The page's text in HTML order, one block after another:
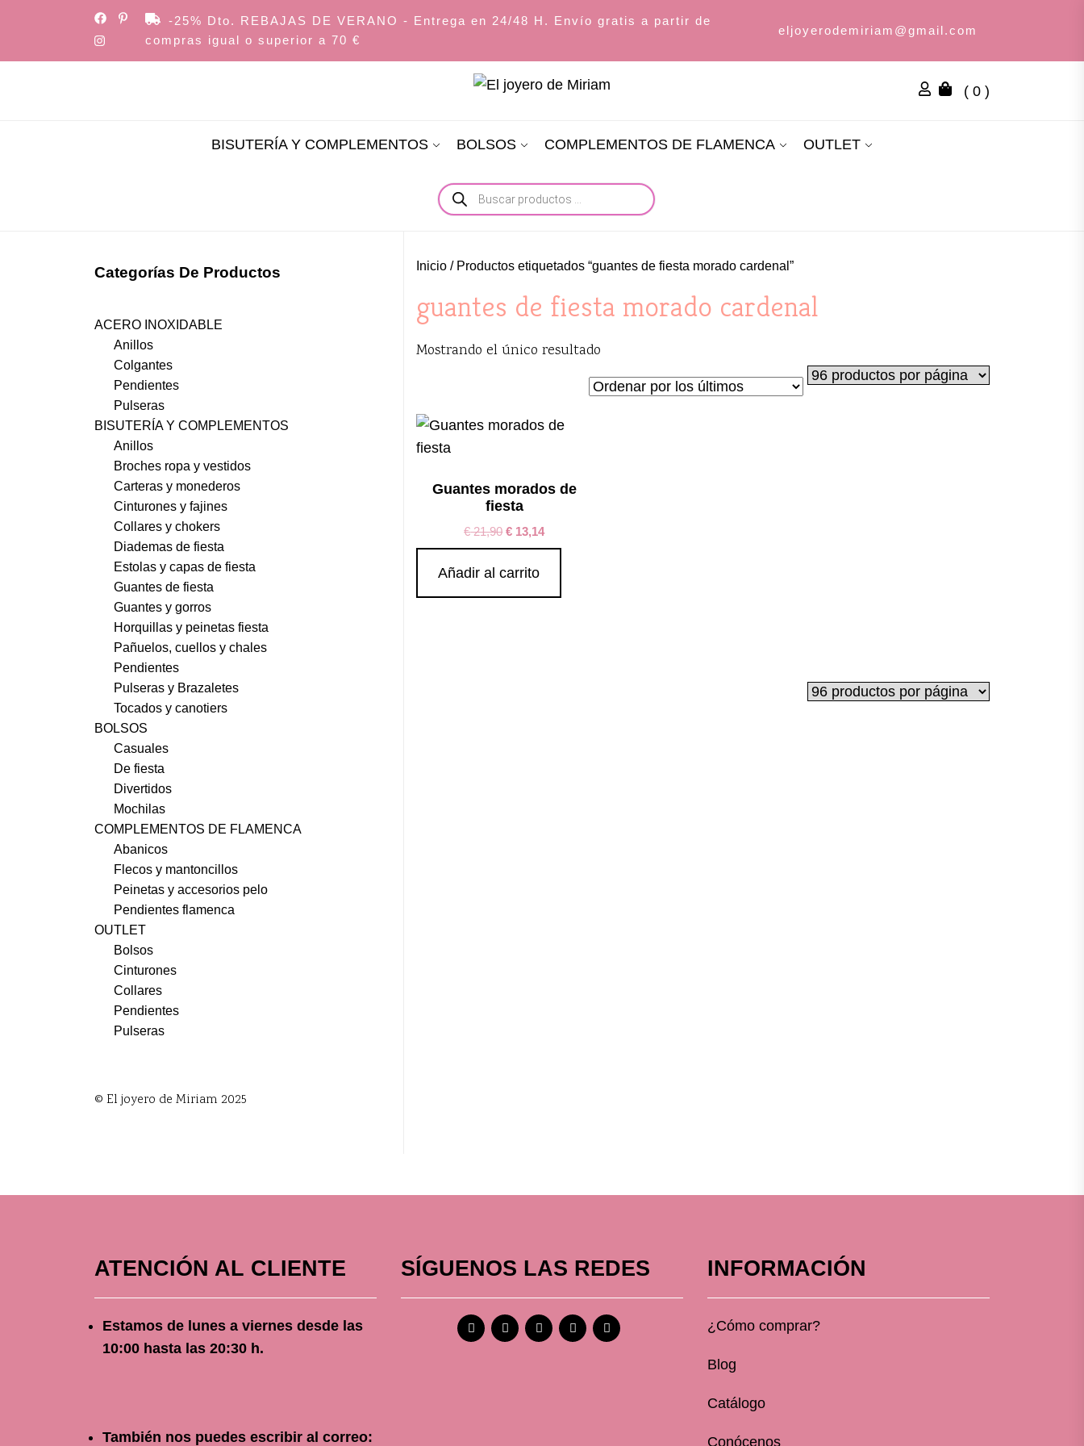
-25% Dto. REBAJAS DE VERANO - Entrega en 24/48 H. Envío gratis a partir de
compras igual o superior a 70 €
eljoyerodemiriam@gmail.com
joyero
Miriam
( 0 )
BISUTERÍA Y COMPLEMENTOS BOLSOS COMPLEMENTOS DE FLAMENCA OUTLET
Búsqueda
de
productos
Inicio / Productos etiquetados “guantes de fiesta morado cardenal”
guantes de fiesta morado cardenal
Mostrando el único resultado
Guantes morados de
fiesta
€21,90 € 13,14
Añadir al carrito
Categorías De Productos
ACERO INOXIDABLE
Anillos
Colgantes
Pendientes
Pulseras
BISUTERÍA Y COMPLEMENTOS
Anillos
Broches ropa y vestidos
Carteras y monederos
Cinturones y fajines
Collares y chokers
Diademas de fiesta
Estolas y capas de fiesta
Guantes de fiesta
Guantes y gorros
Horquillas y peinetas fiesta
Pañuelos, cuellos y chales
Pendientes
Pulseras y Brazaletes
Tocados y canotiers
BOLSOS
Casuales
De fiesta
Divertidos
Mochilas
COMPLEMENTOS DE FLAMENCA
Abanicos
Flecos y mantoncillos
Peinetas y accesorios pelo
Pendientes flamenca
OUTLET
Bolsos
Cinturones
Collares
Pendientes
Pulseras
© El joyero de Miriam 2025
ATENCIÓN AL CLIENTE
Estamos de lunes a viernes desde las
10:00 hasta las 20:30 h.
También nos puedes escribir al correo:
SÍGUENOS LAS REDES INFORMACIÓN
¿Cómo comprar?
Blog
Catálogo
Conócenos